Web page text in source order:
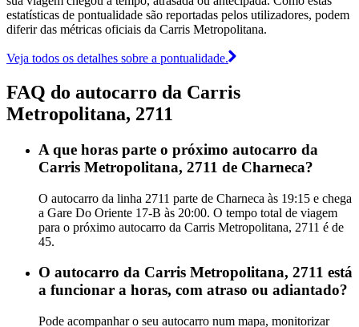
estatísticas de pontualidade são reportadas pelos utilizadores, podem
diferir das métricas oficiais da Carris Metropolitana.
Veja todos os detalhes sobre a pontualidade.
FAQ do autocarro da Carris
Metropolitana, 2711
A que horas parte o próximo autocarro da
Carris Metropolitana, 2711 de Charneca?
O autocarro da linha 2711 parte de Charneca às 19:15 e chega
a Gare Do Oriente 17-B às 20:00. O tempo total de viagem
para o próximo autocarro da Carris Metropolitana, 2711 é de
45.
O autocarro da Carris Metropolitana, 2711 está
a funcionar a horas, com atraso ou adiantado?
Pode acompanhar o seu autocarro num mapa, monitorizar